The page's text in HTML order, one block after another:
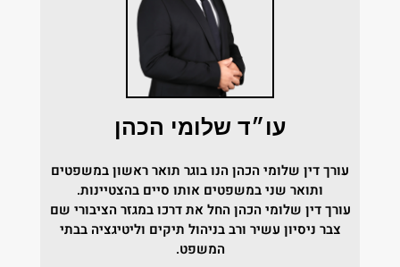
עו״ד שלומי הכהן
עורך דין שלומי הכהן הנו בוגר תואר ראשון במשפטים
ותואר שני במשפטים אותו סיים בהצטיינות.
עורך דין שלומי הכהן החל את דרכו במגזר הציבורי שם
צבר ניסיון עשיר ורב בניהול תיקים וליטיגציה בבתי
המשפט.